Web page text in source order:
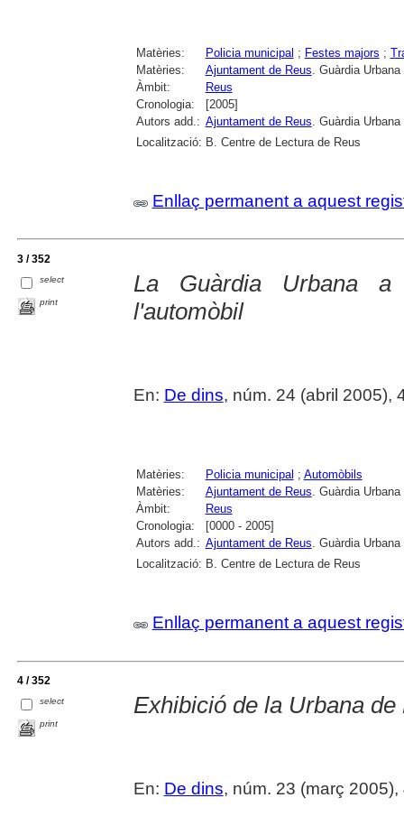
Matèries: Policia municipal ; Festes majors ;
Matèries:
Ajuntament de Reus. Guàrdia Urbana
Àmbit:
Reus
Cronologia:
[2005]
Autors add.: Ajuntament de Reus. Guàrdia Urbana
Localització: B. Centre de Lectura de Reus
Enllaç permanent a aquest
3 / 352
select
print
La Guàrdia Urbana
l'automòbil
En: De dins, núm. 24 (abril 2005),
Matèries: Policia municipal ; Automòbils
Matèries:
Ajuntament de Reus. Guàrdia Urbana
Àmbit:
Reus
Cronologia:
[0000 - 2005]
Autors add.: Ajuntament de Reus. Guàrdia Urbana
Localització: B. Centre de Lectura de Reus
Enllaç permanent a aquest
4 / 352
select
print
Exhibició de la Urbana
En: De dins, núm. 23 (març 2005),